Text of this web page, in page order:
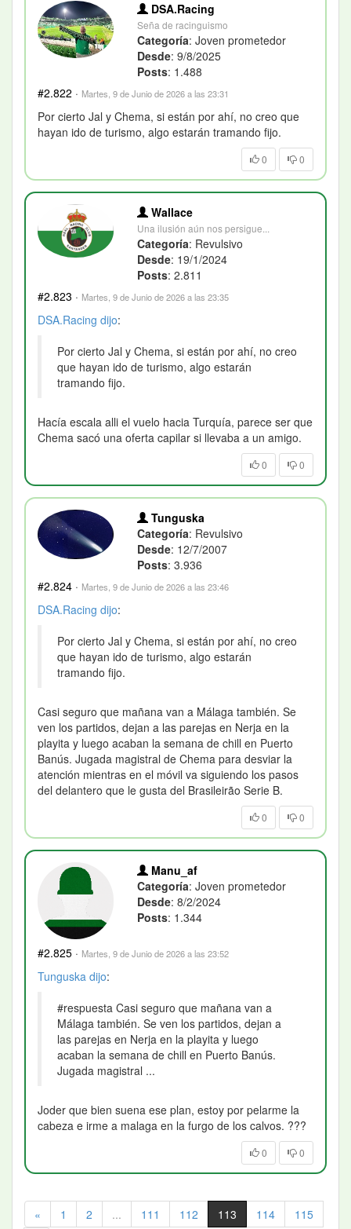
DSA.Racing
Seña de racinguismo
Categoría: Joven prometedor
Desde: 9/8/2025
Posts: 1.488
#2.822 · Martes, 9 de Junio de 2026 a las 23:31
Por cierto Jal y Chema, si están por ahí, no creo que
hayan ido de turismo, algo estarán tramando fijo.
0 0
Wallace
Una ilusión aún nos persigue...
Categoría: Revulsivo
Desde: 19/1/2024
Posts: 2.811
#2.823 · Martes, 9 de Junio de 2026 a las 23:35
DSA.Racing dijo:
Por cierto Jal y Chema, si están por ahí, no creo
que hayan ido de turismo, algo estarán
tramando fijo.
Hacía escala alli el vuelo hacia Turquía, parece ser que
Chema sacó una oferta capilar si llevaba a un amigo.
0 0
Tunguska
Categoría: Revulsivo
Desde: 12/7/2007
Posts: 3.936
#2.824 · Martes, 9 de Junio de 2026 a las 23:46
DSA.Racing dijo:
Por cierto Jal y Chema, si están por ahí, no creo
que hayan ido de turismo, algo estarán
tramando fijo.
Casi seguro que mañana van a Málaga también. Se
ven los partidos, dejan a las parejas en Nerja en la
playita y luego acaban la semana de chill en Puerto
Banús. Jugada magistral de Chema para desviar la
atención mientras en el móvil va siguiendo los pasos
del delantero que le gusta del Brasileirão Serie B.
0 0
Manu_af
Categoría: Joven prometedor
Desde: 8/2/2024
Posts: 1.344
#2.825 · Martes, 9 de Junio de 2026 a las 23:52
Tunguska dijo:
#respuesta Casi seguro que mañana van a
Málaga también. Se ven los partidos, dejan a
las parejas en Nerja en la playita y luego
acaban la semana de chill en Puerto Banús.
Jugada magistral ...
Joder que bien suena ese plan, estoy por pelarme la
cabeza e irme a malaga en la furgo de los calvos. ???
0 0
« 1 2 ... 111 112 113 114 115